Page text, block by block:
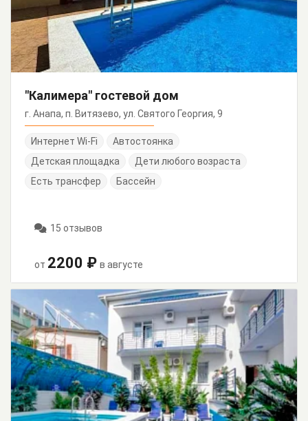
"Калимера" гостевой дом
г. Анапа, п. Витязево, ул. Святого Георгия, 9
Интернет Wi-Fi
Автостоянка
Детская площадка
Дети любого возраста
Есть трансфер
Бассейн
15 отзывов
от 2200 ₽ в августе